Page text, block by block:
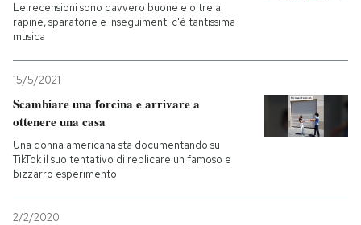
Le recensioni sono davvero buone e oltre a
rapine, sparatorie e inseguimenti c'è tantissima
musica
15/5/2021
Scambiare una forcina e arrivare a
ottenere una casa
Una donna americana sta documentando su
TikTok il suo tentativo di replicare un famoso e
bizzarro esperimento
2/2/2020